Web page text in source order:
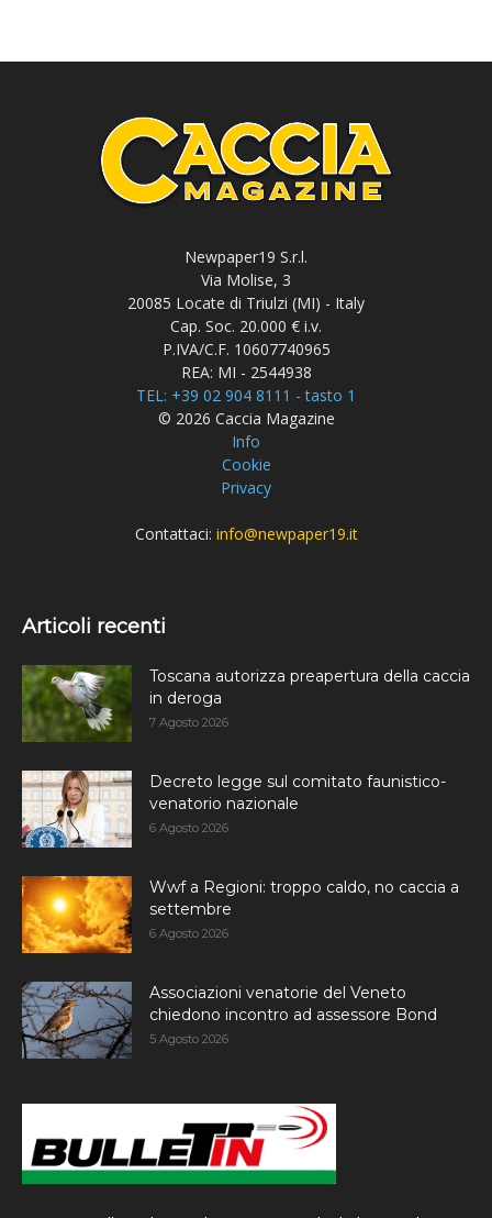
Newpaper19 S.r.l.
Via Molise, 3
20085 Locate di Triulzi (MI) - Italy
Cap. Soc. 20.000 € i.v.
P.IVA/C.F. 10607740965
REA: MI - 2544938
TEL: +39 02 904 8111 - tasto 1
© 2026 Caccia Magazine
Info
Cookie
Privacy
Contattaci: info@newpaper19.it
Articoli recenti
Toscana autorizza preapertura della caccia
in deroga
7 Agosto 2026
Decreto legge sul comitato faunistico-
venatorio nazionale
6 Agosto 2026
Wwf a Regioni: troppo caldo, no caccia a
settembre
6 Agosto 2026
Associazioni venatorie del Veneto
chiedono incontro ad assessore Bond
5 Agosto 2026